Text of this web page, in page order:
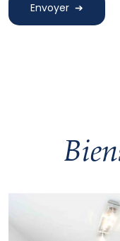
Envoyer